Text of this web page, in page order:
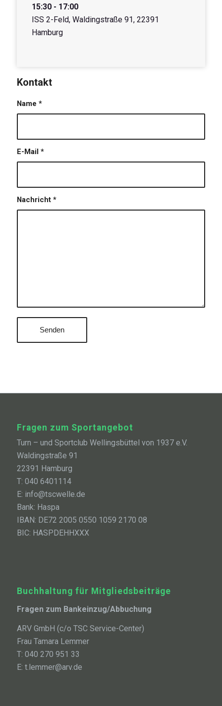
15:30 - 17:00
ISS 2-Feld, Waldingstraße 91, 22391
Hamburg
Kontakt
Name *
E-Mail *
Nachricht *
Fragen zum Sportangebot
Turn – und Sportclub Wellingsbüttel von 1937 e.V.
Waldingstraße 91
22391 Hamburg
T: 040 6401114
E: info@tscwelle.de
Bank: Haspa
IBAN: DE72 2005 0550 1059 2170 08
BIC: HASPDEHHXXX
Buchhaltung für Mitgliedsbeiträge
Fragen zum Bankeinzug/Abbuchung
ARV GmbH (c/o TSC Service-Center)
Frau Tamara Lemmer
T: 040 270 951 33
E: t.lemmer@arv.de